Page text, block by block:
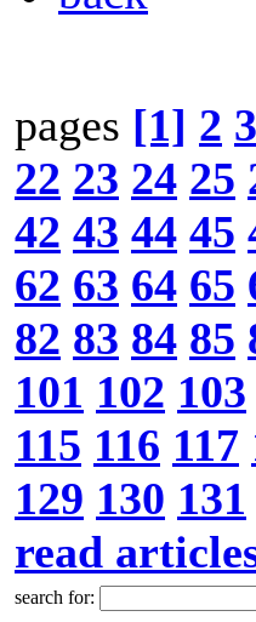
pages [1] 2 3
22 23 24 25
42 43 44 45
62 63 64 65
82 83 84 85
101 102 103
115 116 117
129 130 131
read
search for: